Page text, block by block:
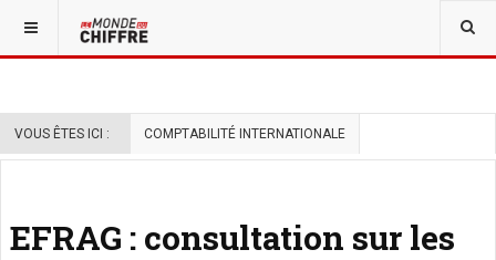
VOUS ÊTES ICI : COMPTABILITÉ INTERNATIONALE
EFRAG : consultation sur les